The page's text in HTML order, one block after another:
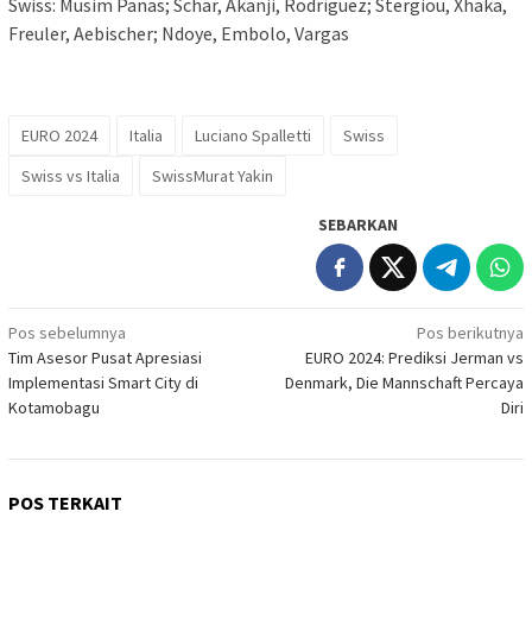
Freuler, Aebischer; Ndoye, Embolo, Vargas
EURO 2024 Italia Luciano Spalletti
Swiss
Swiss vs Italia
SwissMurat Yakin
SEBARKAN
Navigasi
pos
Pos sebelumnya
Tim Asesor Pusat Apresiasi
Implementasi Smart City di
Kotamobagu
Pos berikutnya
EURO 2024: Prediksi Jerman vs
Denmark, Die Mannschaft Percaya
Diri
POS TERKAIT